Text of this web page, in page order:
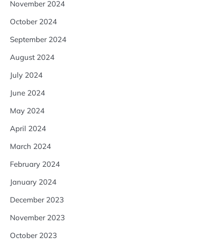
November 2024
October 2024
September 2024
August 2024
July 2024
June 2024
May 2024
April 2024
March 2024
February 2024
January 2024
December 2023
November 2023
October 2023